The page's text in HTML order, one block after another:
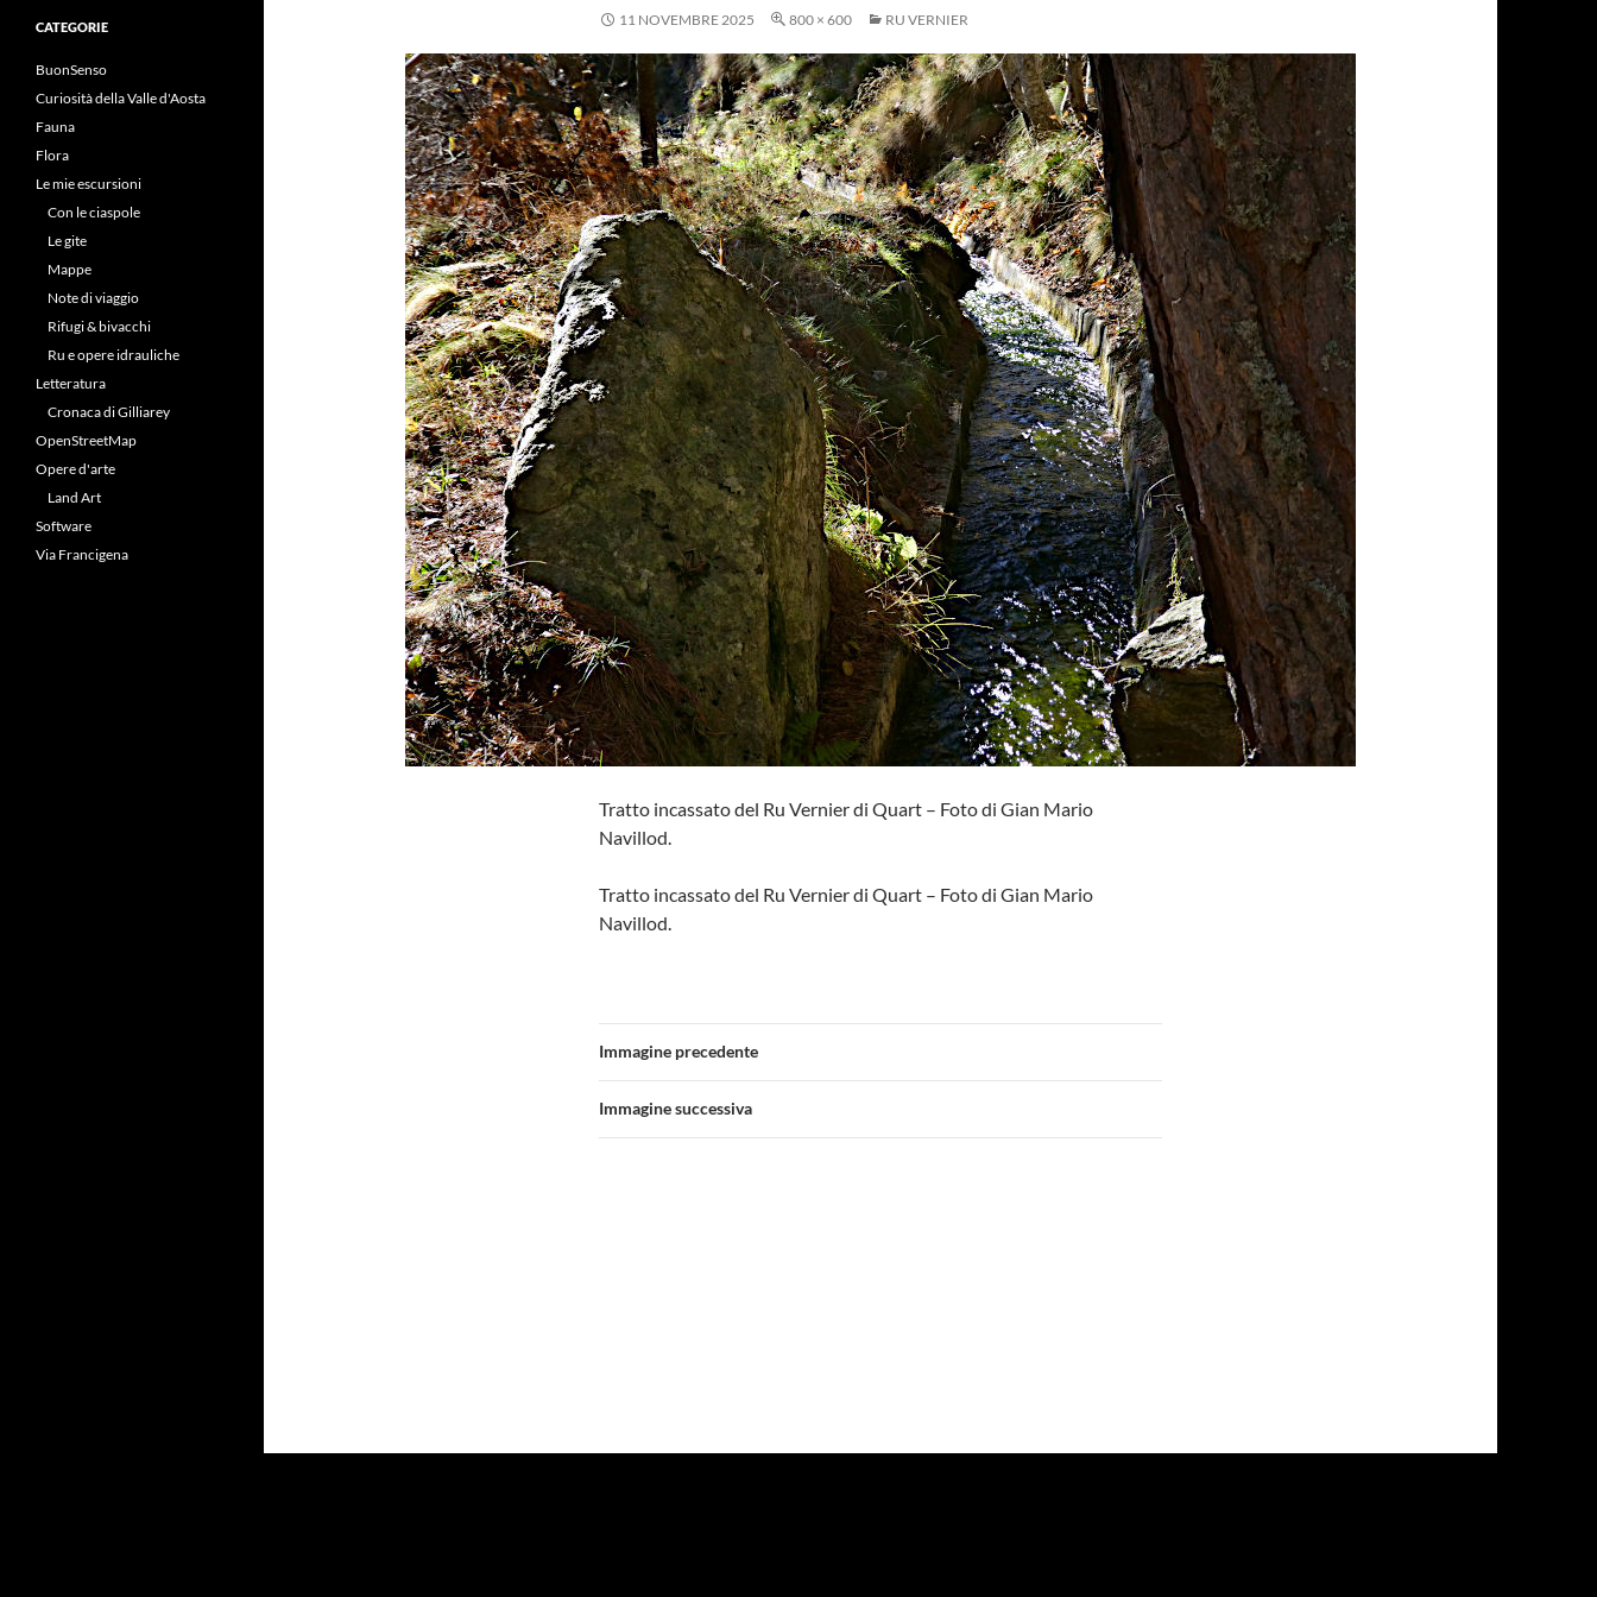
11 NOVEMBRE 2025 800 × 600 RU VERNIER
Tratto incassato del Ru Vernier di Quart – Foto di Gian Mario
Navillod.
Tratto incassato del Ru Vernier di Quart – Foto di Gian Mario
Navillod.
Immagine precedente
Immagine successiva
CATEGORIE
BuonSenso
Curiosità della Valle d'Aosta
Fauna
Flora
Le mie escursioni
Con le ciaspole
Le gite
Mappe
Note di viaggio
Rifugi & bivacchi
Ru e opere idrauliche
Letteratura
Cronaca di Gilliarey
OpenStreetMap
Opere d'arte
Land Art
Software
Via Francigena